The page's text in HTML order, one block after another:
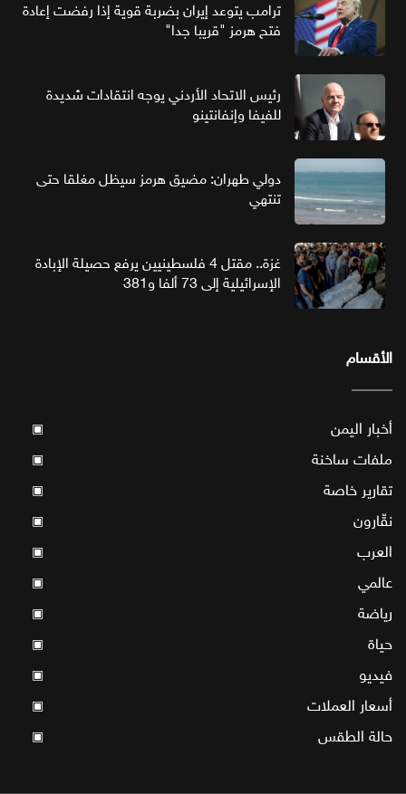
ترامب يتوعد إيران بضربة قوية إذا رفضت إعادة
فتح هرمز "قريبا جدا"
رئيس الاتحاد الأردني يوجه انتقادات شديدة
للفيفا وإنفانتينو
دولي طهران: مضيق هرمز سيظل مغلقا حتى
تنتهي
غزة.. مقتل 4 فلسطينيين يرفع حصيلة الإبادة
الإسرائيلية إلى 73 ألفا و381
الأقسام
أخبار اليمن ▣
ملفات ساخنة ▣
تقارير خاصة ▣
نقّارون ▣
العرب ▣
عالمي ▣
رياضة ▣
حياة ▣
فيديو ▣
أسعار العملات ▣
حالة الطقس ▣